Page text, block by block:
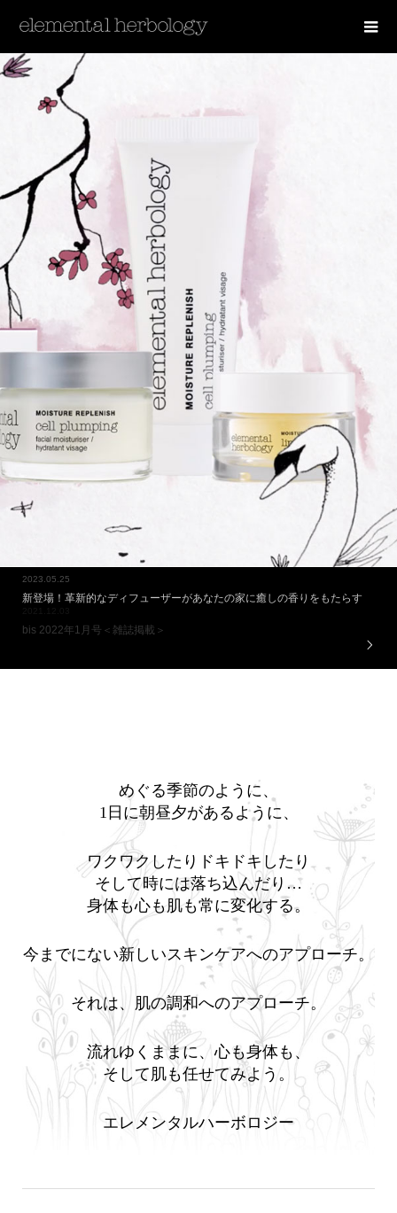
2021.12.03
新登場！革新的なディフューザーがあなたの家に癒しの香りをもたらす
めぐる季節のように、
1日に朝昼夕があるように、
ワクワクしたりドキドキしたり
そして時には落ち込んだり…
身体も心も肌も常に変化する。
今までにない新しいスキンケアへのアプローチ。
それは、肌の調和へのアプローチ。
流れゆくままに、心も身体も、
そして肌も任せてみよう。
エレメンタルハーボロジー